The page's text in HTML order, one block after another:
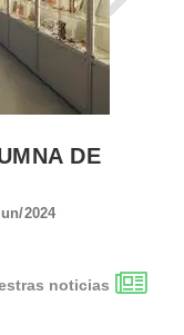
DE
2024
noticias